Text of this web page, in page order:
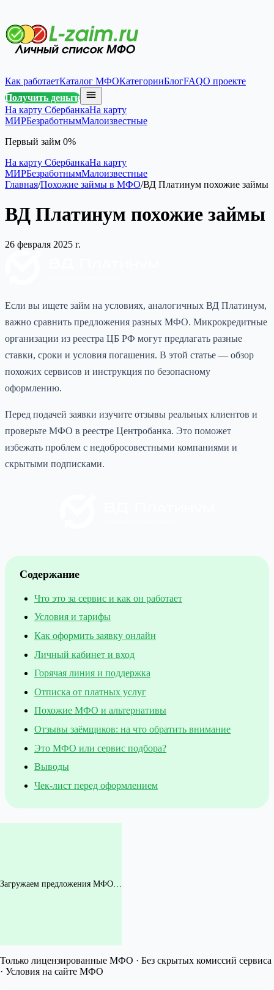
Как работаетКаталог МФОКатегорииБлогFAQО проекте
Получить деньги
На карту СбербанкаНа карту
МИРБезработнымМалоизвестные
Первый займ 0%
На карту СбербанкаНа карту
МИРБезработнымМалоизвестные
Главная/Похожие займы в МФО/ВД Платинум похожие займы
ВД Платинум похожие займы
26 февраля 2025 г.
Если вы ищете займ на условиях, аналогичных ВД Платинум,
важно сравнить предложения разных МФО. Микрокредитные
организации из реестра ЦБ РФ могут предлагать разные
ставки, сроки и условия погашения. В этой статье — обзор
похожих сервисов и инструкция по безопасному
оформлению.
Перед подачей заявки изучите отзывы реальных клиентов и
проверьте МФО в реестре Центробанка. Это поможет
избежать проблем с недобросовестными компаниями и
скрытыми подписками.
Содержание
Что это за сервис и как он работает
Условия и тарифы
Как оформить заявку онлайн
Личный кабинет и вход
Горячая линия и поддержка
Отписка от платных услуг
Похожие МФО и альтернативы
Отзывы заёмщиков: на что обратить внимание
Это МФО или сервис подбора?
Выводы
Чек-лист перед оформлением
Загружаем предложения МФО…
Только лицензированные МФО · Без скрытых комиссий сервиса
· Условия на сайте МФО